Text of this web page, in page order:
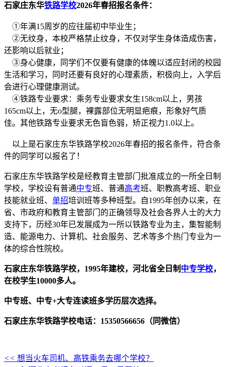
石家庄东华铁路学校2026年春招报名条件：
①年满15周岁的应往届初中毕业生；
②无纹身，本校严格禁止纹身，不仅对学生身体造成伤害，
还影响以后就业；
③身心健康，同学们不仅要有健康的体魄以适应封闭的校园
生活和学习，同时还要有良好的心理素质，积极向上，入学后
会进行心理健康测试。
④铁路专业要求：乘务专业要求女生158cm以上，男孩
165cm以上，无o型腿，裸露部位无明显疤痕，形象好气质
佳。其他铁路专业要求无色盲色弱，矫正视力1.0以上。
以上是石家庄东华铁路学校2026年春招的报名条件，符合条
件的同学可以报名了！
石家庄东华铁路学校是经教育主管部门批准成立的一所全日制
学校，学校设有普通中专班、普通高考班、职教高考班、职业
技能就业班、 单招培训班等多种班型。自1995年创办以来，在
省、市政府和教育主管部门的正确领导及社会各界人士的大力
支持下，历经30年已发展成为一所以铁路专业为主，集智能制
造、能源电力、计算机、社会服务、艺术等多个热门专业为一
体的综合性院校。
石家庄东华铁路学校，1995年建校，河北省全日制 中专学校，
在校学生10000多人。
中专班、中专+大专连读班多学历层次选择。
石家庄东华铁路学校电话：15350566656（同微信）
<< 想当火车司机、高铁乘务去哪个学校？